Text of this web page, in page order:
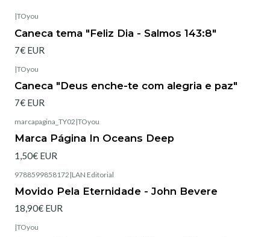
|TOyou
Caneca tema "Feliz Dia - Salmos 143:8"
7€ EUR
|TOyou
Caneca "Deus enche-te com alegria e paz"
7€ EUR
marcapagina_TY02 |TOyou
Marca Página In Oceans Deep
1,50€ EUR
9788599858172 |LAN Editorial
Movido Pela Eternidade - John Bevere
18,90€ EUR
|TOyou